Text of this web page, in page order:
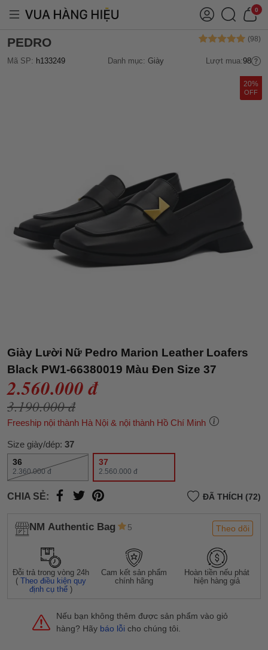
0
PEDRO
Mã SP: h133249 Danh mục: Giày Lượt mua:98
20%
OFF
Giày Lười Nữ Pedro Marion Leather Loafers
Black PW1-66380019 Màu Đen Size 37
2.560.000 đ
3.190.000 đ
Freeship nội thành Hà Nội & nội thành Hồ Chí Minh
Size giày/dép: 37
36
2.360.000 đ
37
2.560.000 đ
CHIA SẺ: ĐÃ THÍCH (72)
NM Authentic Bag 5 Theo dõi
Đỗi trả trong vòng 24h
(Theo điều kiện quy
định cụ thể )
Cam kết sản phẩm
chính hãng
Hoàn tiền nếu phát
hiện hàng giả
Nếu bạn không thêm được sản phẩm vào giỏ
hàng? Hãy báo lỗi cho chúng tôi.